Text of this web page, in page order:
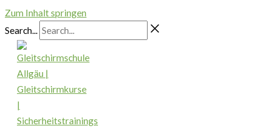
Zum Inhalt springen
Search...